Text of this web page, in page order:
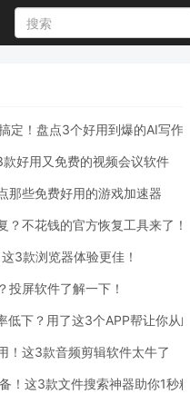
定！盘点3个好用到爆的AI写作
好用又免费的视频会议软件
那些免费好用的游戏加速器
？不花钱的官方恢复工具来了！
3款浏览器体验更佳！
投屏软件了解一下！
低下？用了这3个APP帮让你从
！这3款音频剪辑软件太牛了
！这3款文件搜索神器助你1秒精